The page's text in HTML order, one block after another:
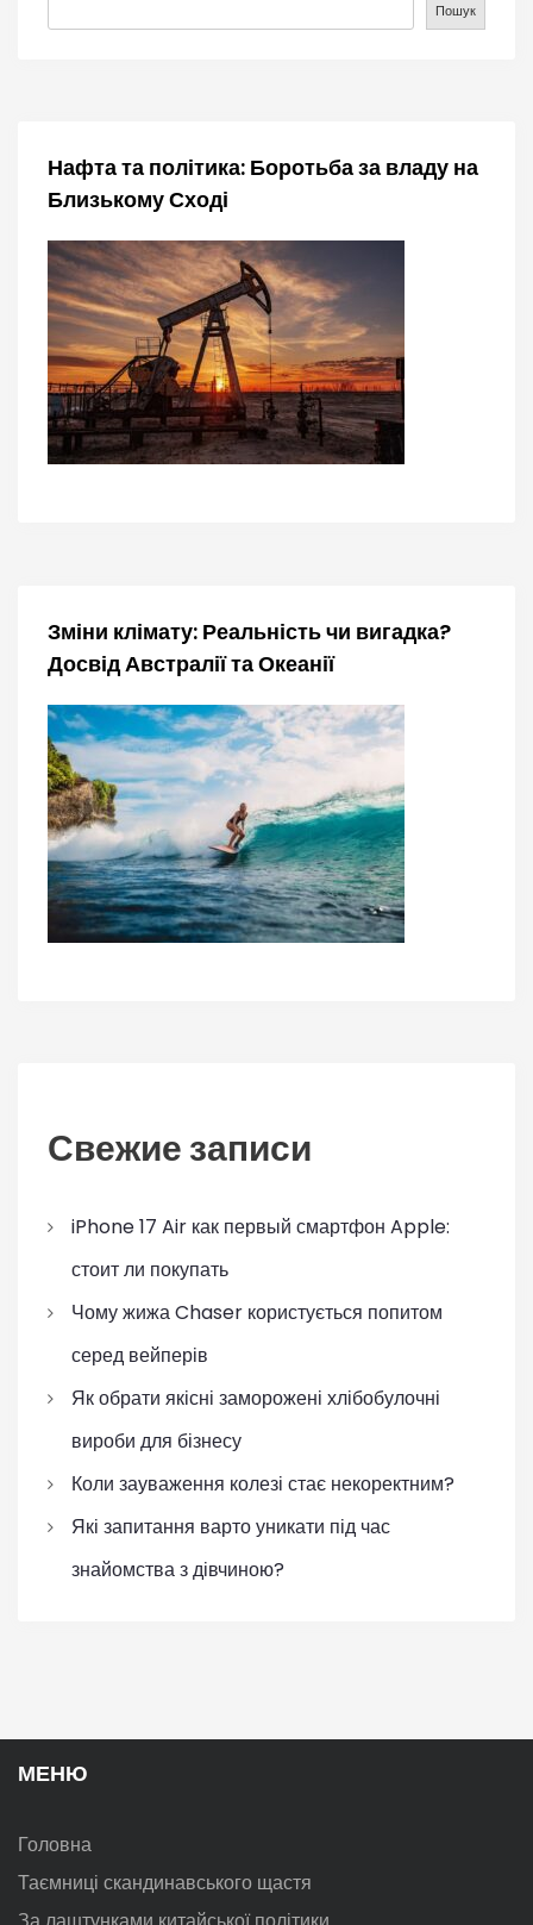
а
і
я
з
а
і
в
Пошук
Нафта та політика: Боротьба за владу на
Близькому Сході
Зміни клімату: Реальність чи вигадка?
Досвід Австралії та Океанії
Свежие записи
iPhone 17 Air как первый смартфон Apple:
стоит ли покупать
Чому жижа Chaser користується попитом
серед вейперів
Як обрати якісні заморожені хлібобулочні
вироби для бізнесу
Коли зауваження колезі стає некоректним?
Які запитання варто уникати під час
знайомства з дівчиною?
МЕНЮ
Головна
Таємниці скандинавського щастя